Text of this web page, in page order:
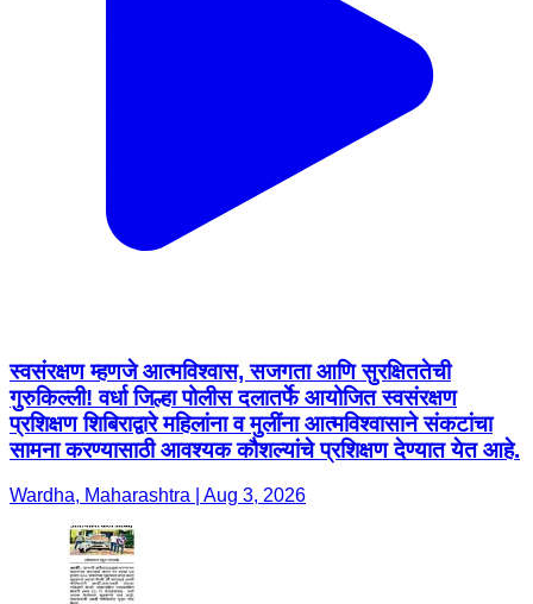
स्वसंरक्षण म्हणजे आत्मविश्वास, सजगता आणि सुरक्षिततेची
गुरुकिल्ली! वर्धा जिल्हा पोलीस दलातर्फे आयोजित स्वसंरक्षण
प्रशिक्षण शिबिराद्वारे महिलांना व मुलींना आत्मविश्वासाने संकटांचा
सामना करण्यासाठी आवश्यक कौशल्यांचे प्रशिक्षण देण्यात येत आहे.
Wardha, Maharashtra | Aug 3, 2026